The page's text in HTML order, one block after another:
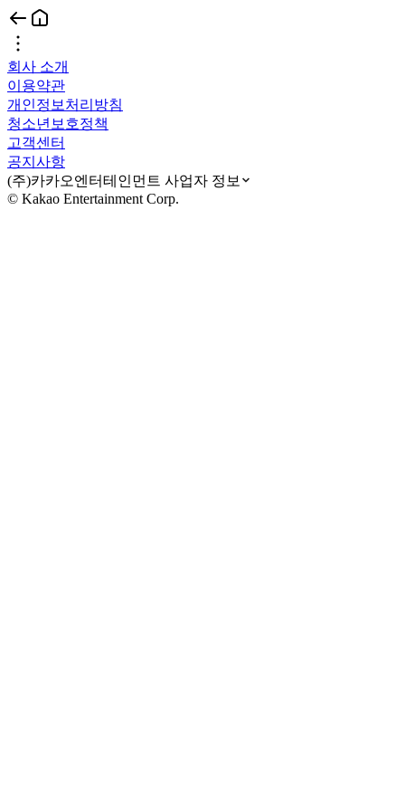
회사 소개
이용약관
개인정보처리방침
청소년보호정책
고객센터
공지사항
(주)카카오엔터테인먼트 사업자 정보
© Kakao Entertainment Corp.